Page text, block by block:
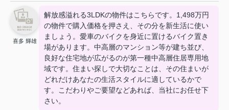
喜多 輝雄
解放感溢れる3LDKの物件はこちらです。1,498万円
の物件で購入価格を押さえ、その分を新生活に使い
ましょう。愛車のバイクを身近に置けるバイク置き
場があります。中高層のマンション等が建ち並び、
良好な住宅地が広がるのが第一種中高層住居専用地
域です。住まい探しで大切なことは、その住まいが
どれだけあなたの生活スタイルに適しているかで
す。こだわりやご要望などあれば、当社にお任せ下
さい。